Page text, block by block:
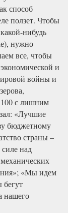
способ
ползет. Чтобы
нибудь
нужно
все, чтобы
и
войны и
100 с лишним
«Лучшие
бюджетному
страны –
над
«Мы идем
бегут
нашего